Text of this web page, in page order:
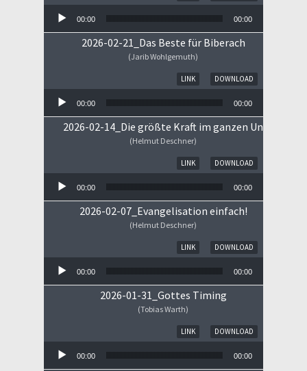
00:00 00:00
2026-02-21_Das Beste für Biberach
(Jarib Wohlgemuth)
DOWNLOAD
LINK
00:00 00:00
2026-02-14_Die größte Kraft im ganzen Universum
(Helmut Deschner)
DOWNLOAD
LINK
00:00 00:00
2026-02-07_Evangelisation einfach!
(Helmut Deschner)
DOWNLOAD
LINK
00:00 00:00
2026-01-31_Gottes Timing
(Tobias Warth)
DOWNLOAD
LINK
00:00 00:00